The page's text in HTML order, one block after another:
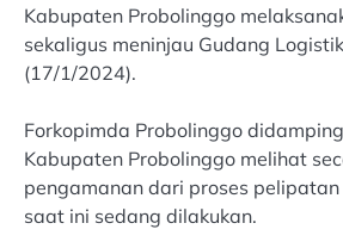
Kabupaten Probolinggo
sekaligus meninjau Gudang
(17/1/2024).
Forkopimda Probolinggo
Kabupaten Probolinggo melihat
pengamanan dari proses
saat ini sedang dilakukan.